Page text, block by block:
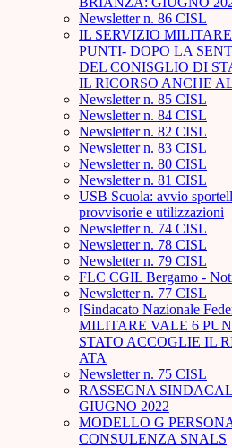
Newsletter n. 86 CISL
IL SERVIZIO
PUNTI- DOPO LA
DEL CONISGLIO DI
IL RICORSO ANCHE
Newsletter n. 85 CISL
Newsletter n. 84 CISL
Newsletter n. 82 CISL
Newsletter n. 83 CISL
Newsletter n. 80 CISL
Newsletter n. 81 CISL
USB Scuola: avvio
provvisorie e utilizzazioni
Newsletter n. 74 CISL
Newsletter n. 78 CISL
Newsletter n. 79 CISL
FLC CGIL Bergamo -
Newsletter n. 77 CISL
[Sindacato Nazionale
MILITARE VALE 6
STATO ACCOGLIE IL
ATA
Newsletter n. 75 CISL
RASSEGNA
GIUGNO 2022
MODELLO G
CONSULENZA SNALS